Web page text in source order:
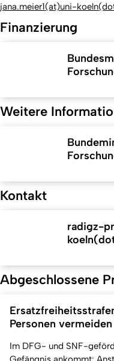
jana.meier1(at)uni-
Finanzierung
Weitere
Kontakt
radigz-
Abgeschlossene
Personen
Im DFG- und SNF-